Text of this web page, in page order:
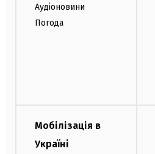
Аудіоновини
Погода
Мобілізація в
Україні